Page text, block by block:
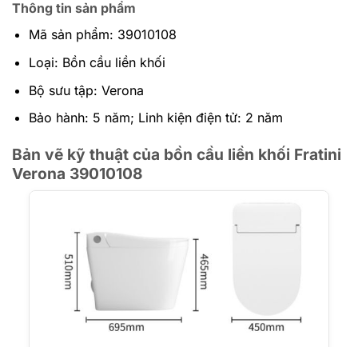
Thông tin sản phẩm
Mã sản phẩm: 39010108
Loại: Bồn cầu liền khối
Bộ sưu tập: Verona
Bảo hành: 5 năm; Linh kiện điện tử: 2 năm
Bản vẽ kỹ thuật của bồn cầu liền khối Fratini
Verona 39010108